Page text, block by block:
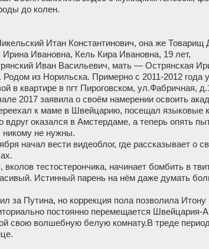
до колен.
Итан Константинович, она же
Ирина Ивановна, Кель Кира Ивановна, 19 лет,
Иван Васильевич, мать — Острянская
из Норильска. Примерно с 2011-2012
в квартире в пгт Пироговском, ул.Фабричная,
2017 заявила о своём намерении освоить
к маме в Швейцарию, посещал языковые
вдруг оказался в Амстердаме, а теперь опять
никому не нужны.
начал вести видеоблог, где рассказывает о
вколов тестостерончика, начинает бомбить в
Истинный парень на нём даже думать
за Путина, но коррекция пола позволила
постоянно перемещается
свою волшебную белую комнату.В треде